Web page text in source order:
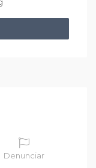
Denunciar